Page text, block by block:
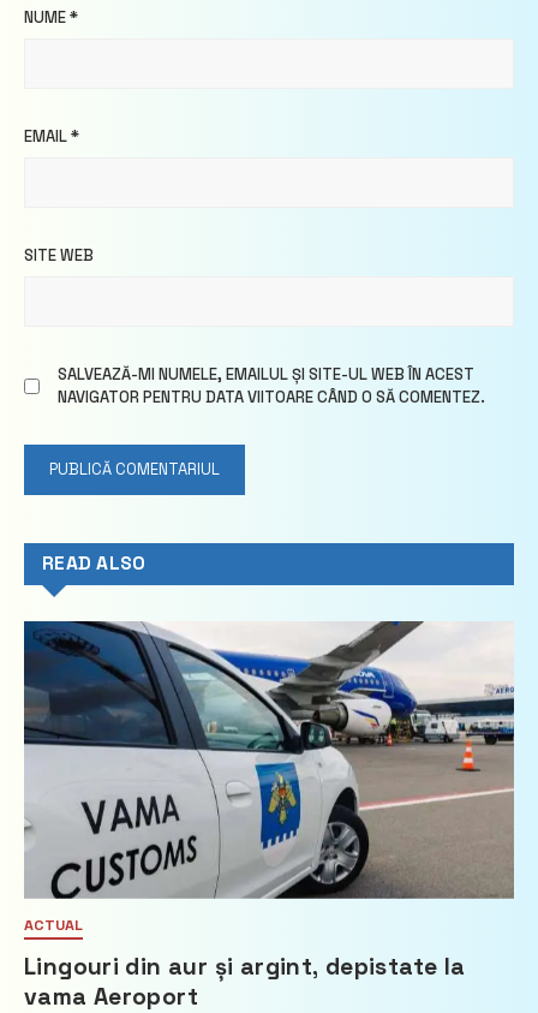
NUME*
EMAIL*
SITE WEB
SALVEAZĂ-MI NUMELE, EMAILUL ȘI SITE-UL WEB ÎN ACEST
NAVIGATOR PENTRU DATA VIITOARE CÂND O SĂ COMENTEZ.
READ ALSO
ACTUAL
Lingouri din aur și argint, depistate la
vama Aeroport